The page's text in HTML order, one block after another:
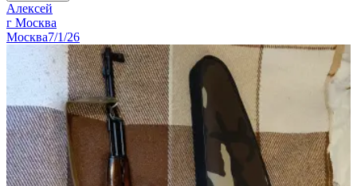
Алексей
г Москва
Москва7/1/26